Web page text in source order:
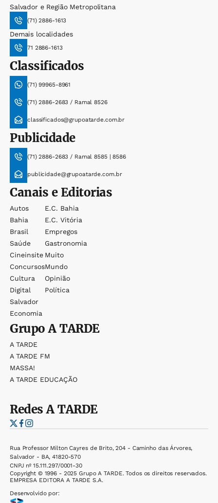
Salvador e Região Metropolitana
(71) 2886-1613
Demais localidades
71 2886-1613
Classificados
(71) 99965-8961
(71) 2886-2683 / Ramal 8526
classificados@grupoatarde.com.br
Publicidade
(71) 2886-2683 / Ramal 8585 | 8586
publicidade@grupoatarde.com.br
Canais e Editorias
Autos
Bahia
Brasil
Saúde
Cineinsite
Concursos
Cultura
Digital
Salvador
Economia
E.c. Bahia
E.c. Vitória
Empregos
Gastronomia
Muito
Mundo
Opinião
Política
GrupoA TARDE
A TARDE
A TARDE FM
MASSA!
A TARDE EDUCAÇÃO
RedesA TARDE
Rua Professor Milton Cayres de Brito, 204 - Caminho das Árvores,
Salvador - BA, 41820-570
CNPJ nº 15.111.297/0001-30
Copyright © 1996 - 2025 Grupo A TARDE. Todos os direitos reservados.
EMPRESA EDITORA A TARDE S.A.
Desenvolvido por: